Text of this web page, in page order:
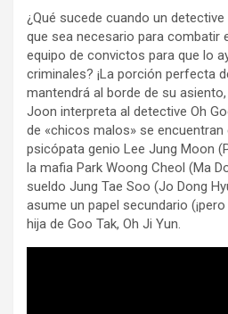
¿Qué sucede cuando un
que sea necesario para combatir
equipo de convictos para que lo
criminales? ¡La porción perfecta
mantendrá al borde de su
Joon interpreta al detective Oh
de «chicos malos» se encuentran
psicópata genio Lee Jung Moon
la mafia Park Woong Cheol (Ma
sueldo Jung Tae Soo (Jo Dong
asume un papel secundario
hija de Goo Tak, Oh Ji Yun.